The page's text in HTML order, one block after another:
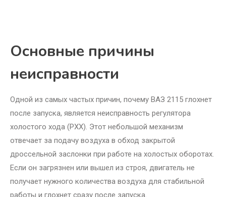
Основные причины
неисправности
Одной из самых частых причин, почему ВАЗ 2115 глохнет
после запуска, является неисправность регулятора
холостого хода (РХХ). Этот небольшой механизм
отвечает за подачу воздуха в обход закрытой
дроссельной заслонки при работе на холостых оборотах.
Если он загрязнен или вышел из строя, двигатель не
получает нужного количества воздуха для стабильной